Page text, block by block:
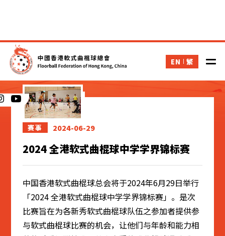
EN 繁
新闻
赛事 2024-06-29
2024 全港软式曲棍球中学学界锦标赛
中国香港软式曲棍球总会将于2024年6月29日举行
「2024 全港软式曲棍球中学学界锦标赛」。是次
比赛旨在为各新秀软式曲棍球队伍之参加者提供参
与软式曲棍球比赛的机会，让他们与年龄和能力相